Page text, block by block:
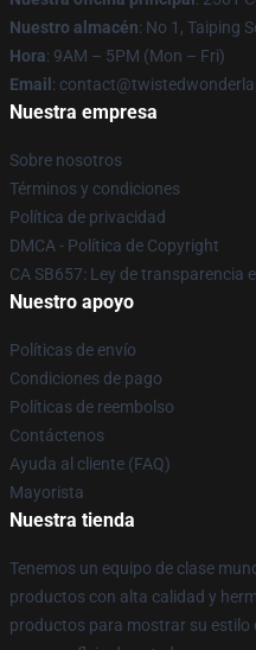
Nuestro almacén: No 1, Taiping
Hora: 9AM – 5PM (Mon – Fri)
Email :
Nuestra empresa
Sobre nosotros
Términos y condiciones
Política de privacidad
DMCA - Política de Copyright
CA SB657: Ley de transparencia
Nuestro apoyo
Políticas de envío
Condiciones de pago
Políticas de reembolso
Contáctenos
Ayuda al cliente (FAQ)
Mayorista
Nuestra tienda
Tenemos un equipo de clase
productos con alta calidad y
productos para mostrar su estilo